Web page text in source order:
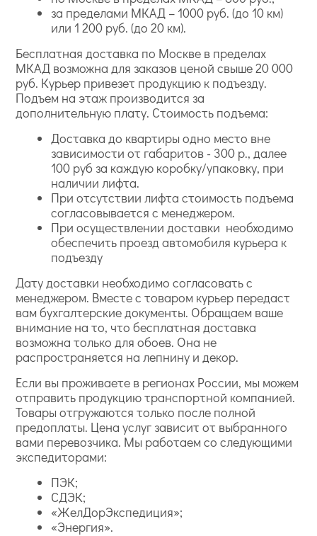
за пределами МКАД – 1000 руб. (до 10 км)
или 1 200 руб. (до 20 км).
Бесплатная доставка по Москве в пределах
МКАД возможна для заказов ценой свыше 20 000
руб. Курьер привезет продукцию к подъезду.
Подъем на этаж производится за
дополнительную плату. Стоимость подъема:
Доставка до квартиры одно место вне
зависимости от габаритов - 300 р., далее
100 руб за каждую коробку/упаковку, при
наличии лифта.
При отсутствии лифта стоимость подъема
согласовывается с менеджером.
При осуществлении доставки необходимо
обеспечить проезд автомобиля курьера к
подъезду
Дату доставки необходимо согласовать с
менеджером. Вместе с товаром курьер передаст
вам бухгалтерские документы. Обращаем ваше
внимание на то, что бесплатная доставка
возможна только для обоев. Она не
распространяется на лепнину и декор.
Если вы проживаете в регионах России, мы можем
отправить продукцию транспортной компанией.
Товары отгружаются только после полной
предоплаты. Цена услуг зависит от выбранного
вами перевозчика. Мы работаем со следующими
экспедиторами:
ПЭК;
СДЭК;
«ЖелДорЭкспедиция»;
«Энергия».